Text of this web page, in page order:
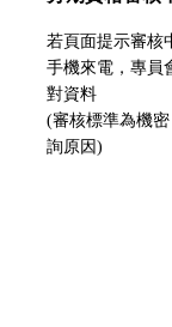
若頁面提示審核
手機來電，專員
對資料
(審核標準為機
詢原因)